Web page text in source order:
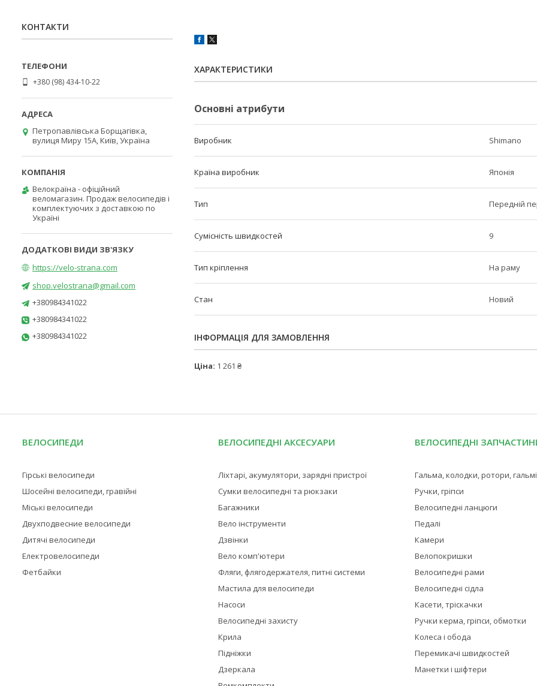
ХАРАКТЕРИСТИКИ
Основні атрибути
Виробник Shimano
Країна виробник Японія
Тип Передній
Сумісність швидкостей 9
Тип кріплення На раму
Стан Новий
ІНФОРМАЦІЯ ДЛЯ ЗАМОВЛЕННЯ
Ціна: 1 261 ₴
КОНТАКТИ
+380 (98) 434-10-22
Петропавлівська Борщагівка,
вулиця Миру 15А, Київ, Україна
Велокраїна - офіційний
веломагазин. Продаж велосипедів і
комплектуючих з доставкою по
Україні
https://velo-strana.com
shop.velostrana@gmail.com
+380984341022
+380984341022
+380984341022
ВЕЛОСИПЕДИ
Гірські велосипеди
Шосейні велосипеди, гравійні
Міські велосипеди
Двухподвесние велосипеди
Дитячі велосипеди
Електровелосипеди
Фетбайки
ВЕЛОСИПЕДНІ АКСЕСУАРИ
Ліхтарі, акумулятори, зарядні пристрої
Сумки велосипедні та рюкзаки
Багажники
Вело інструменти
Дзвінки
Вело комп'ютери
Фляги, флягодержателя, питні системи
Мастила для велосипеди
Насоси
Велосипедні захисту
Крила
Підніжки
Дзеркала
ВЕЛОСИПЕДНІ
Гальма, колодки, ротори,
Ручки, гріпси
Велосипедні ланцюги
Педалі
Камери
Велопокришки
Велосипедні рами
Велосипедні сідла
Касети, тріскачки
Ручки керма, гріпси, обмотки
Колеса і обода
Перемикачі швидкостей
Манетки і шіфтери